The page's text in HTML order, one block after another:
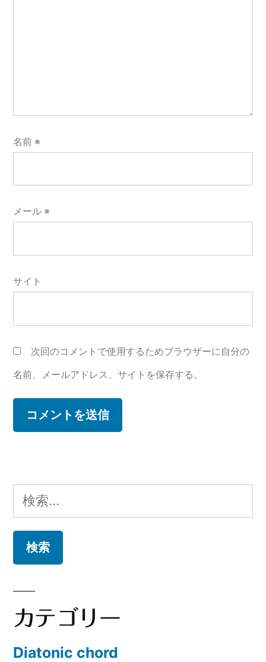
名前 ※
メール ※
サイト
次回のコメントで使用するためブラウザーに自分の
名前、メールアドレス、サイトを保存する。
検
索:
カテゴリー
Diatonic chord